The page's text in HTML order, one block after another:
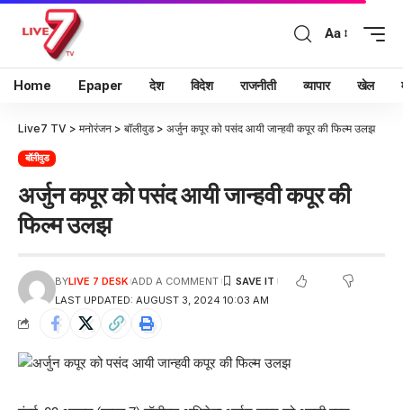
Aa
Home Epaper देश विदेश राजनीती व्यापार खेल
Live7 TV > मनोरंजन > बॉलीवुड> अर्जुन कपूर को पसंद आयी जान्हवी कपूर की फिल्म उलझ
बॉलीवुड
अर्जुन कपूर को पसंद आयी जान्हवी कपूर की
फिल्म उलझ
LAST UPDATED: AUGUST 3, 2024 10:03 AM
BYLIVE 7 DESK ADD A COMMENT